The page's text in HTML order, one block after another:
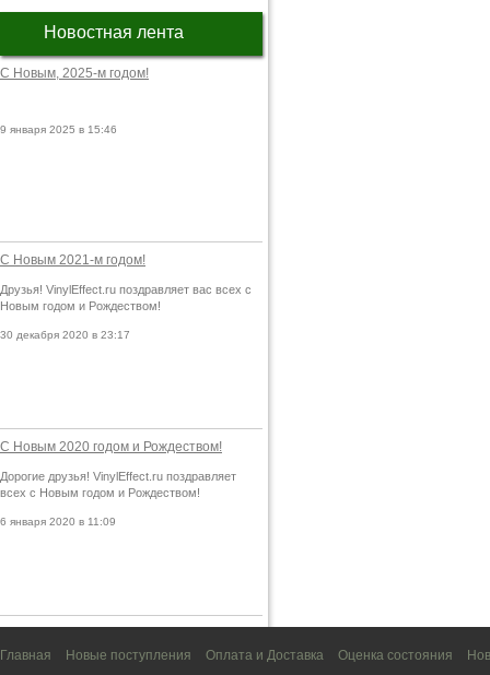
Новостная лента
С Новым, 2025-м годом!
9 января 2025 в 15:46
С Новым 2021-м годом!
Друзья! VinylEffect.ru поздравляет вас всех с
Новым годом и Рождеством!
30 декабря 2020 в 23:17
С Новым 2020 годом и Рождеством!
Дорогие друзья! VinylEffect.ru поздравляет
всех с Новым годом и Рождеством!
6 января 2020 в 11:09
Главная Новые поступления Оплата и Доставка Оценка состояния